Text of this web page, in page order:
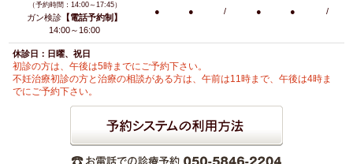
（予約時間：14:00～17:45）
ガン検診 【電話予約制】
14:00～16:00
● ● / ● ● /
休診日：日曜、祝日
初診の方は、午後は5時までにご予約下さい。
不妊治療初診の方と治療の相談がある方は、午前は11時まで、午後は4時ま
でにご予約下さい。